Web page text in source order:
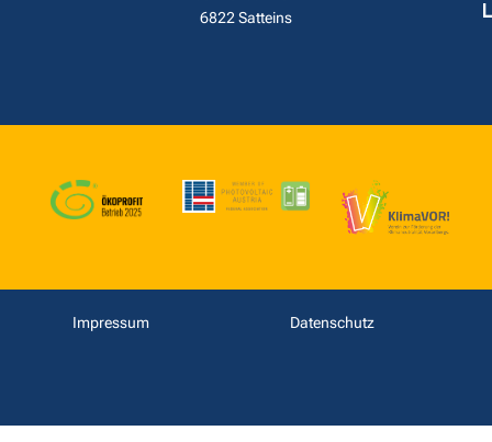
6822 Satteins
Impressum Datenschutz